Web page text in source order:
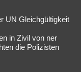
UN Gleichgültigkeit
in Zivil von ner
die Polizisten